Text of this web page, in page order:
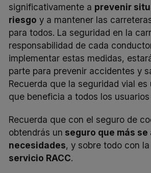
significativamente a prevenir
riesgo y a mantener las
para todos. La seguridad en la
responsabilidad de cada
implementar estas medidas,
parte para prevenir accidentes y
Recuerda que la seguridad vial
que beneficia a todos los
Recuerda que con el seguro de
obtendrás un seguro que más
necesidades, y sobre todo con la
servicio RACC.